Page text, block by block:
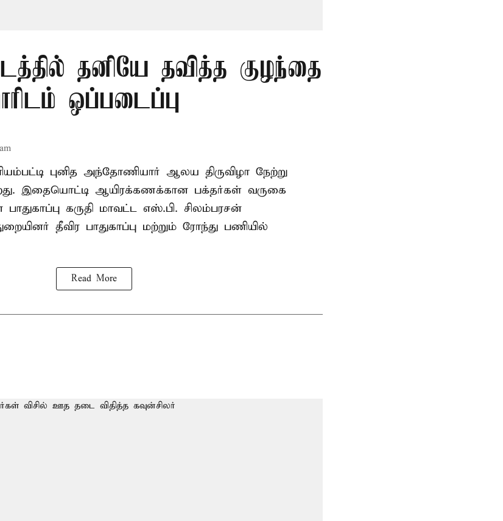
தனியே தவித்த குழந்தை
ஒப்படைப்பு
புனித அந்தோணியார் ஆலய திருவிழா நேற்று
இதையொட்டி ஆயிரக்கணக்கான பக்தர்கள் வருகை
கருதி மாவட்ட எஸ்.பி. சிலம்பரசன்
தீவிர பாதுகாப்பு மற்றும் ரோந்து பணியில்
Read More